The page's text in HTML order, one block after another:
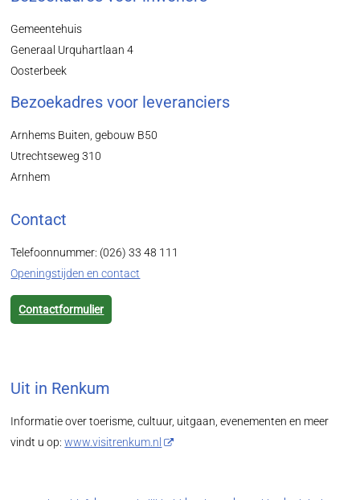
Gemeentehuis
Generaal Urquhartlaan 4
Oosterbeek
Bezoekadres voor leveranciers
Arnhems Buiten, gebouw B50
Utrechtseweg 310
Arnhem
Contact
Telefoonnummer: (026) 33 48 111
Openingstijden en contact
Contactformulier
Uit in Renkum
Informatie over toerisme, cultuur, uitgaan, evenementen en meer
vindt u op:www.visitrenkum.nl